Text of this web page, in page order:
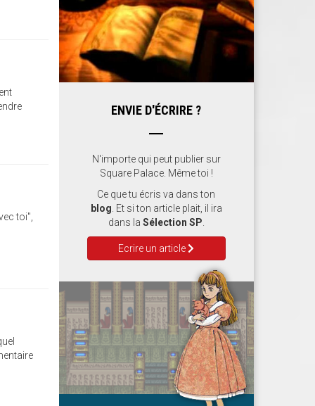
toi",
ENVIE D'ÉCRIRE ?
N'importe qui peut publier sur
Square Palace. Même toi !
Ce que tu écris va dans ton
blog . Et si ton article plait, il ira
dans la Sélection SP
Ecrire un article